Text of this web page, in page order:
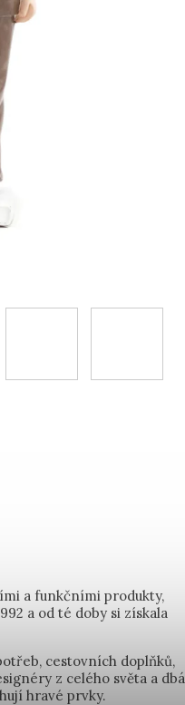
a funkčními produkty,
a od té doby si získala
cestovních doplňků,
z celého světa a dbá
hravé prvky.